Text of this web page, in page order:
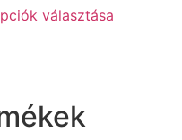
választása